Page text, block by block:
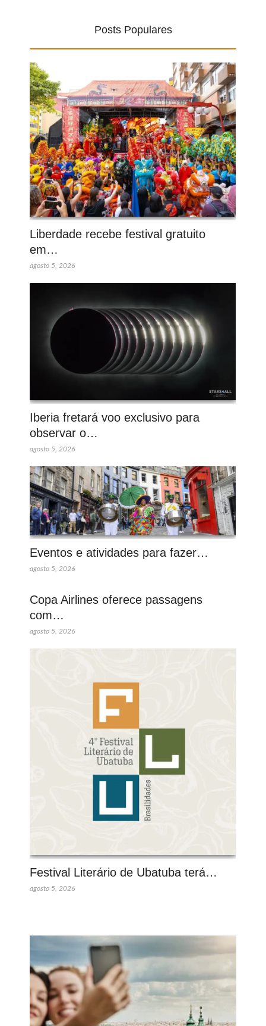
Posts Populares
Liberdade recebe festival gratuito
em…
agosto 5, 2026
Iberia fretará voo exclusivo para
observar o…
agosto 5, 2026
Eventos e atividades para fazer…
agosto 5, 2026
Copa Airlines oferece passagens
com…
agosto 5, 2026
Festival Literário de Ubatuba terá…
agosto 5, 2026